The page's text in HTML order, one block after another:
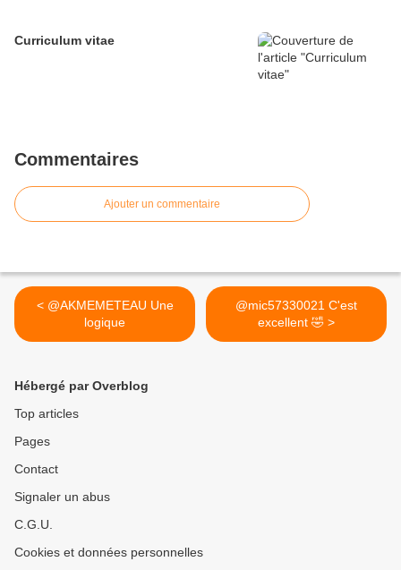
Curriculum vitae
Commentaires
Ajouter un commentaire
< @AKMEMETEAU Une
logique
@mic57330021 C'est
excellent 🤣 >
Hébergé par Overblog
Top articles
Pages
Contact
Signaler un abus
C.G.U.
Cookies et données personnelles